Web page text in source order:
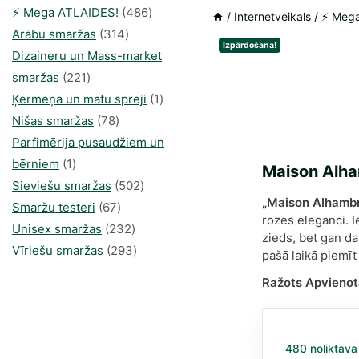
/ Internetveikals / ⚡️
Izpārdošana!
Maison
„Maison
rozes eleganci.
zieds, bet gan
pašā laikā
Ražots
480 noliktavā
⚡️ Mega ATLAIDES! 486486
Arābu smaržas 314314
produkti
Dizaineru un Mass-market
smaržas 221221
produkts
Ķermeņa un matu spreji 11
Nišas smaržas 7878
produkts
Parfimērija pusaudžiem un
bērniem 11
produkti
Sieviešu smaržas 502502
Smaržu testeri 6767
produkts
Unisex smaržas 232232
produkts
Vīriešu smaržas 293293